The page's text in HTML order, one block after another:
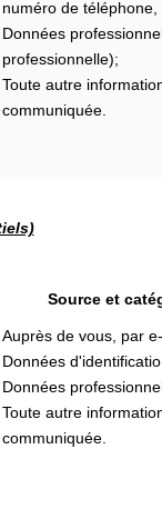
numéro de
Données
professionnelle);
Toute autre
communiquée.
Source et
Auprès de vous, par
Données
Données
Toute autre
communiquée.